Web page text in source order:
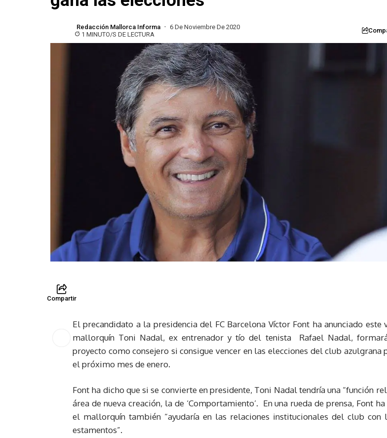
Redacción Mallorca Informa
6 De Noviembre De 2020
1 MINUTO/S DE LECTURA
Compartir
El precandidato a la presidencia del FC Barcelona Víctor Font ha anunciado este
mallorquín Toni Nadal, ex entrenador y tío del tenista Rafael Nadal,
proyecto como consejero si consigue vencer en las elecciones del club azulgrana
el próximo mes de enero.
Font ha dicho que si se convierte en presidente, Toni Nadal tendría una “función
área de nueva creación, la de ‘Comportamiento’. En una rueda de prensa, Font
el mallorquín también “ayudaría en las relaciones institucionales del club con
estamentos”.